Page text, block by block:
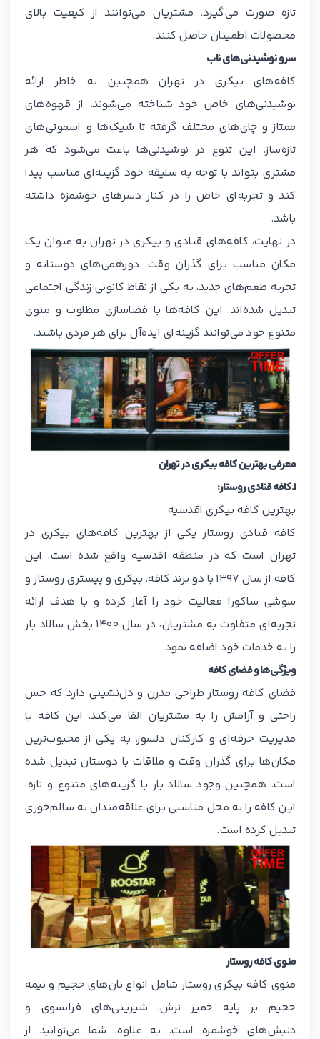
تازه صورت می‌گیرد، مشتریان می‌توانند از کیفیت بالای
محصولات اطمینان حاصل کنند.
سرو نوشیدنی‌های ناب
کافه‌های بیکری در تهران همچنین به خاطر ارائه
نوشیدنی‌های خاص خود شناخته می‌شوند. از قهوه‌های
ممتاز و چای‌های مختلف گرفته تا شیک‌ها و اسموتی‌های
تازه‌ساز. این تنوع در نوشیدنی‌ها باعث می‌شود که هر
مشتری بتواند با توجه به سلیقه خود گزینه‌ای مناسب پیدا
کند و تجربه‌ای خاص را در کنار دسرهای خوشمزه داشته
باشد.
در نهایت، کافه‌های قنادی و بیکری در تهران به عنوان یک
مکان مناسب برای گذران وقت، دورهمی‌های دوستانه و
تجربه طعم‌های جدید، به یکی از نقاط کانونی زندگی اجتماعی
تبدیل شده‌اند. این کافه‌ها با فضاسازی مطلوب و منوی
متنوع خود می‌توانند گزینه‌ای ایده‌آل برای هر فردی باشند.
معرفی بهترین کافه بیکری در تهران
۱.کافه قنادی روستار:
بهترین کافه بیکری اقدسیه
کافه قنادی روستار یکی از بهترین کافه‌های بیکری در
تهران است که در منطقه اقدسیه واقع شده است. این
کافه از سال 1397 با دو برند کافه، بیکری و پیستری روستار و
سوشی ساکورا فعالیت خود را آغاز کرده و با هدف ارائه
تجربه‌ای متفاوت به مشتریان، در سال 1400 بخش سالاد بار
را به خدمات خود اضافه نمود.
ویژگی‌ها و فضای کافه
فضای کافه روستار طراحی مدرن و دل‌نشینی دارد که حس
راحتی و آرامش را به مشتریان القا می‌کند. این کافه با
مدیریت حرفه‌ای و کارکنان دلسوز، به یکی از محبوب‌ترین
مکان‌ها برای گذران وقت و ملاقات با دوستان تبدیل شده
است. همچنین وجود سالاد بار با گزینه‌های متنوع و تازه،
این کافه را به محل مناسبی برای علاقه‌مندان به سالم‌خوری
تبدیل کرده است.
منوی کافه روستار
منوی کافه بیکری روستار شامل انواع نان‌های حجیم و نیمه
حجیم بر پایه خمیز ترش، شیرینی‌های فرانسوی و
دنیش‌های خوشمزه است. به علاوه، شما می‌توانید از